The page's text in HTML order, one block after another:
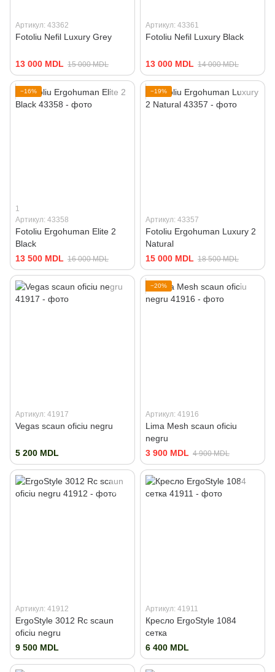
Артикул: 43362
Fotoliu Nefil Luxury Grey
13 000 MDL 15 000 MDL
Артикул: 43361
Fotoliu Nefil Luxury Black
13 000 MDL 14 000 MDL
−16%
1
Артикул: 43358
Fotoliu Ergohuman Elite 2
Black
13 500 MDL 16 000 MDL
−19%
Артикул: 43357
Fotoliu Ergohuman Luxury 2
Natural
15 000 MDL 18 500 MDL
Артикул: 41917
Vegas scaun oficiu negru
5 200 MDL
−20%
Артикул: 41916
Lima Mesh scaun oficiu
negru
3 900 MDL 4 900 MDL
Артикул: 41912
ErgoStyle 3012 Rc scaun
oficiu negru
9 500 MDL
Артикул: 41911
Кресло ErgoStyle 1084
сетка
6 400 MDL